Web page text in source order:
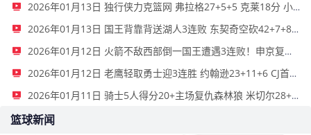
2026年01月13日 独行侠力克篮网 弗拉格27+5+5 克莱18分 小波特28+9
2026年01月13日 国王背靠背送湖人3连败 东契奇空砍42+7+8+4断 威少22+5+7
2026年01月12日 火箭不敌西部倒一国王遭遇3连败！申京复出19+9 阿门31+13+6
2026年01月12日 老鹰轻取勇士迎3连胜 约翰逊23+11+6 CJ首秀12分 库里31+5
2026年01月11日 骑士5人得分20+主场复仇森林狼 米切尔28+8 爱德华兹25+5
篮球新闻